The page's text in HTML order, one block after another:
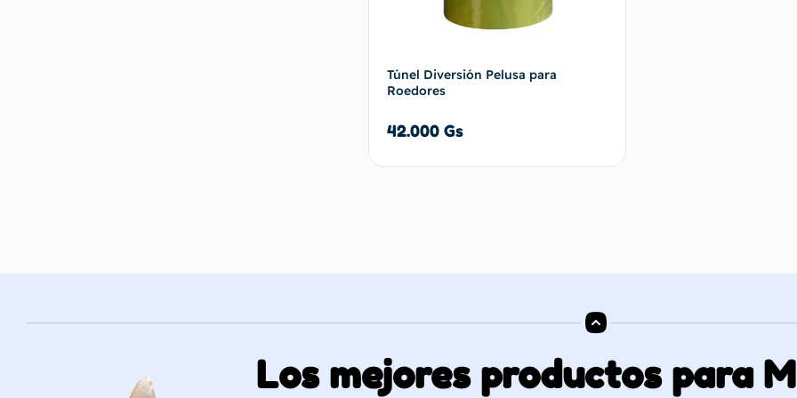
Túnel Diversión Pelusa para
Roedores
42.000 Gs
Los mejores productos para